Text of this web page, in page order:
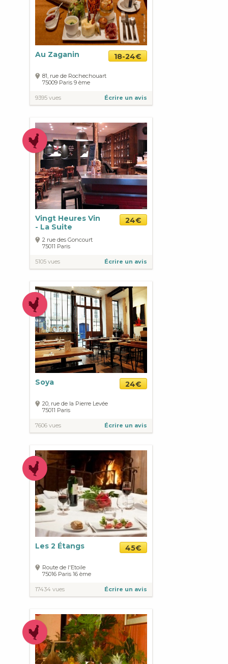
Au Zaganin 18-24€
81, rue de Rochechouart
75009 Paris 9 ème
9395 vues Écrire un avis
Vingt Heures Vin
- La Suite
24€
2 rue des Goncourt
75011 Paris
5105 vues Écrire un avis
Soya 24€
20, rue de la Pierre Levée
75011 Paris
7606 vues Écrire un avis
Les 2 Étangs 45€
Route de l'Etoile
75016 Paris 16 ème
17434 vues Écrire un avis